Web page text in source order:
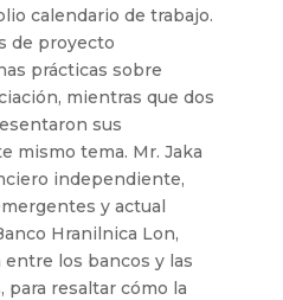
calendario de trabajo.
de proyecto
prácticas sobre
mientras que dos
sus
mismo tema. Mr. Jaka
independiente,
y actual
Hranilnica Lon,
los bancos y las
resaltar cómo la